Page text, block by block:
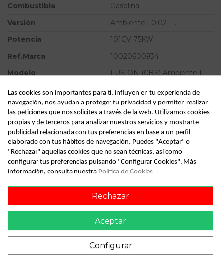
Combustible
Gasolina
Versión
Ambiente | 0.02 - ...
Potencia
101CV 75KW
Ref.Marca
10020600934
Modelo
FUSION (CBK) Ambiente |
Tipo vehículo
Turismo
Almacén
49349
SubAlmacén
383
SubSubAlmacén
100029795
ID: 813174
Recambio de abs para ford fusion (cbk) ambiente | 0.02 - ...
ambiente | 0.02 - ... referencia OEM IAM 10096001063
10020600934
Las cookies son importantes para ti, influyen en tu experiencia de
navegación, nos ayudan a proteger tu privacidad y permiten realizar
las peticiones que nos solicites a través de la web. Utilizamos cookies
propias y de terceros para analizar nuestros servicios y mostrarte
publicidad relacionada con tus preferencias en base a un perfil
elaborado con tus hábitos de navegación. Puedes "Aceptar" o
"Rechazar" aquellas cookies que no sean técnicas, así como
configurar tus preferencias pulsando "Configurar Cookies". Más
información, consulta nuestra Política de Cookies
Rechazar
Aceptar
Configurar